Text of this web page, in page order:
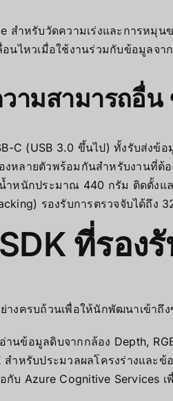
สำหรับวัดความเร่งและการหมุ
นไหวเมื่อใช้งานร่วมกับข้อมูลจา
ามสามารถอื่น
C (USB 3.0 ขึ้นไป) ทั้งรับส่งข้อ
งหลายตัวพร้อมกันสำหรับงานที่ต้
หนักประมาณ 440 กรัม ติดตั้งแล
รองรับการตรวจจับได้ถึง
ที่รอง
งครบถ้วนเพื่อให้นักพัฒนาเข้าถึ
านข้อมูลดิบจากกล้อง Depth,
สำหรับประมวลผลโครงร่างและข้
กับ Azure Cognitive Services เ